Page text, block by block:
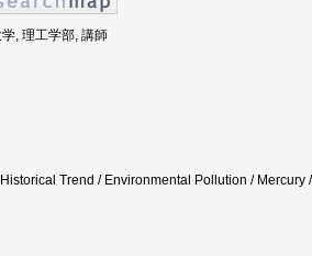
, 理工学部, 講師
Trend / Environmental Pollution /